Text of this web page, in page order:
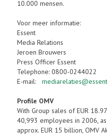
10.000 mensen.
Voor meer informatie:
Essent
Media Relations
Jeroen Brouwers
Press Officer Essent
Telephone: 0800-0244022
E-mail:
Profile OMV
With Group sales of EUR
40,993 employees in 2006,
approx. EUR 15 billion, OMV